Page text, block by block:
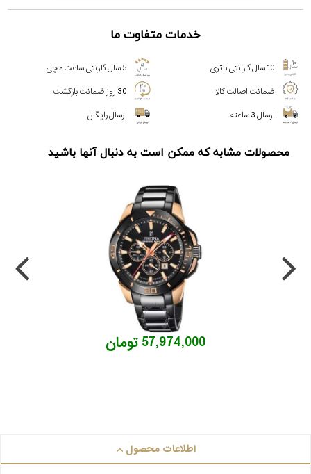
خدمات متفاوت ما
10 سال گارانتی باتری
5 سال گارنتی ساعت مچی
ضمانت اصالت کالا
30 روز ضمانت بازگشت
ارسال 3 ساعته
ارسال رایگان
محصولات مشابه که ممکن است به دنبال آنها باشید
57,974,000 تومان
اطلاعات محصول